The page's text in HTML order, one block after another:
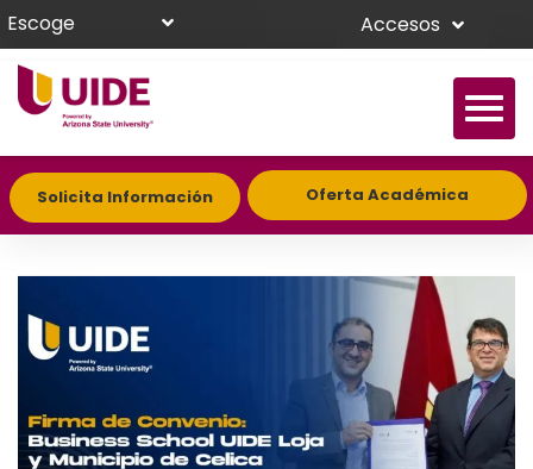
Escoge Accesos
Solicita Información Oferta Académica